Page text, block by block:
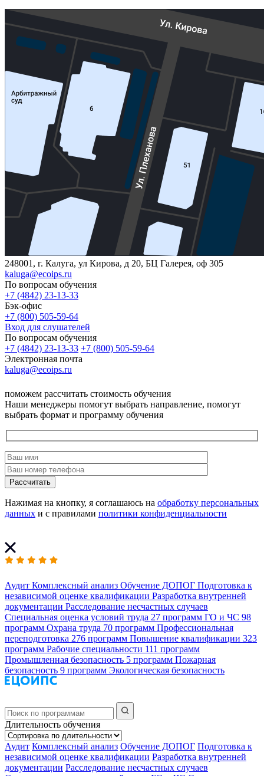
248001, г. Калуга, ул Кирова, д 20, БЦ Галерея, оф 305
kaluga@ecoips.ru
По вопросам обучения
+7 (4842) 23-13-33
Бэк-офис
+7 (800) 505-59-64
Вход для слушателей
По вопросам обучения
+7 (4842) 23-13-33 +7 (800) 505-59-64
Электронная почта
kaluga@ecoips.ru
поможем рассчитать стоимость обучения
Наши менеджеры помогут выбрать направление, помогут
выбрать формат и программу обучения
Рассчитать
Нажимая на кнопку, я соглашаюсь на обработку персональных
данных и с правилами политики конфиденциальности
Аудит Комплексный анализ Обучение ДОПОГ Подготовка к
независимой оценке квалификации Разработка внутренней
документации Расследование несчастных случаев
Специальная оценка условий труда 27 программ ГО и ЧС 98
программ Охрана труда 70 программ Профессиональная
переподготовка 276 программ Повышение квалификации 323
программ Рабочие специальности 111 программ
Промышленная безопасность 5 программ Пожарная
безопасность 9 программ Экологическая безопасность
Длительность обучения
Аудит Комплексный анализ Обучение ДОПОГ Подготовка к
независимой оценке квалификации Разработка внутренней
документации Расследование несчастных случаев